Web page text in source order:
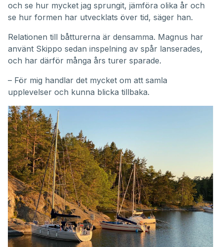
och se hur mycket jag sprungit, jämföra olika år och
se hur formen har utvecklats över tid, säger han.
Relationen till båtturerna är densamma. Magnus har
använt Skippo sedan inspelning av spår lanserades,
och har därför många års turer sparade.
– För mig handlar det mycket om att samla
upplevelser och kunna blicka tillbaka.